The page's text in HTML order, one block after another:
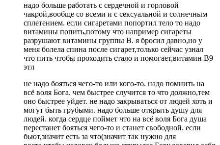
надо больше работать с сердечной и горловой
чакрой,вообще со всеми и с сексуальной и солнечным
сплетением. если сигаретами попортил тело то надо
витамины попить,потому что например сигареты
разрушают витамины группы В. я бросил давно,но у
меня болела спина после сигарет,только сейчас узнал
что пить чтобы проходить стало и помогает,витамин В9
этл
не надо бояться чего-то или кого-то. надо помнить на
всё воля Бога. чем быстрее случится то что должно,тем
оно быстрее уйдет. не надо закрываться от людей хоть и
могут быть грубыми. надо больше открыть душу для
людей. когда сердце поймет что на всё воля Бога душа
перестанет бояться чего-то и станет свободной. если
бьют,значит есть за что(значит так нужно для